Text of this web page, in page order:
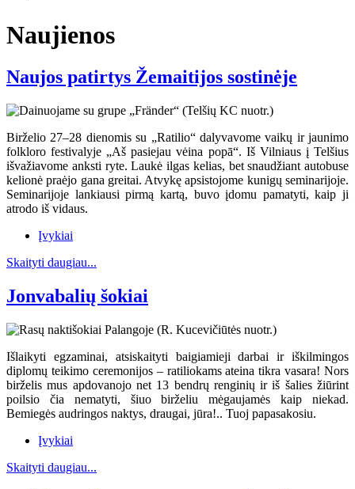
Naujienos
Naujos patirtys Žemaitijos sostinėje
Birželio 27–28 dienomis su „Ratilio“ dalyvavome vaikų ir jaunimo
folkloro festivalyje „Aš pasiejau vėina popā“. Iš Vilniaus į Telšius
išvažiavome anksti ryte. Laukė ilgas kelias, bet snaudžiant autobuse
kelionė praėjo gana greitai. Atvykę apsistojome kunigų seminarijoje.
Seminarijoje lankiausi pirmą kartą, buvo įdomu pamatyti, kaip ji
atrodo iš vidaus.
Įvykiai
Skaityti daugiau...
Jonvabalių šokiai
Išlaikyti egzaminai, atsiskaityti baigiamieji darbai ir iškilmingos
diplomų teikimo ceremonijos – ratiliokams ateina tikra vasara! Nors
birželis mus apdovanojo net 13 bendrų renginių ir iš šalies žiūrint
poilsio čia nematyti, šiuo birželiu mėgaujamės kaip niekad.
Bemiegės audringos naktys, draugai, jūra!.. Tuoj papasakosiu.
Įvykiai
Skaityti daugiau...